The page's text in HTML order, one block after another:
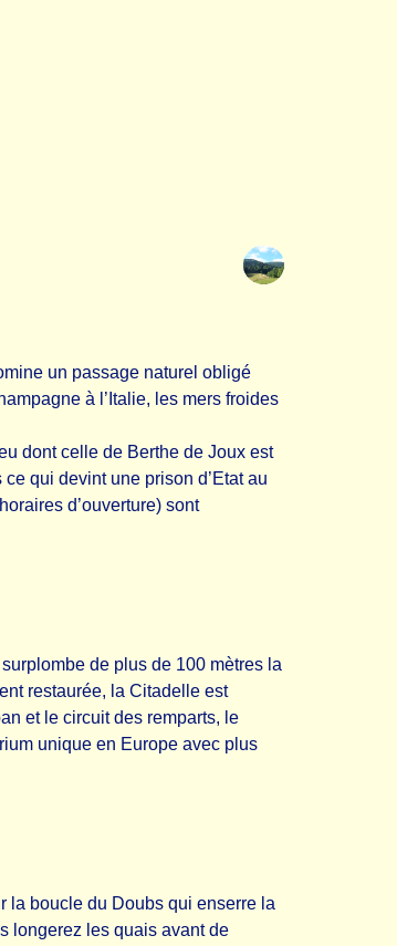
un passage naturel obligé
à l’Italie, les mers froides
dont celle de Berthe de Joux est
qui devint une prison d’Etat au
d’ouverture) sont
de plus de 100 mètres la
restaurée, la Citadelle est
et le circuit des remparts, le
unique en Europe avec plus
la boucle du Doubs qui enserre la
longerez les quais avant de